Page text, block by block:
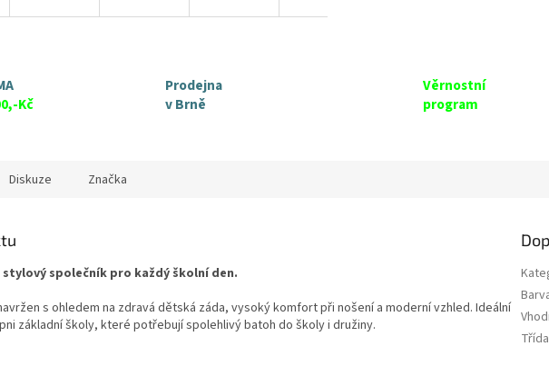
Kč
Prodejna
v Brně
Věrnostní
program
Diskuze Značka
společník pro každý školní den.
s ohledem na zdravá dětská záda, vysoký komfort při nošení a moderní vzhled. Ideální
základní školy, které potřebují spolehlivý batoh do školy i družiny.
Třída